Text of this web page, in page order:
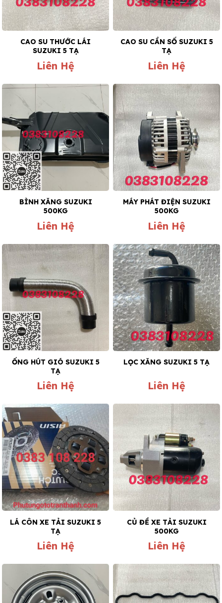
CAO SU THƯỚC LÁI
SUZUKI 5 TẠ
Liên Hệ
CAO SU CẦN SỐ SUZUKI 5
TẠ
Liên Hệ
BÌNH XĂNG SUZUKI
500KG
Liên Hệ
MÁY PHÁT ĐIỆN SUZUKI
500KG
Liên Hệ
ỐNG HÚT GIÓ SUZUKI 5
TẠ
Liên Hệ
LỌC XĂNG SUZUKI 5 TẠ
Liên Hệ
LÁ CÔN XE TẢI SUZUKI 5
TẠ
Liên Hệ
CỦ ĐỀ XE TẢI SUZUKI
500KG
Liên Hệ